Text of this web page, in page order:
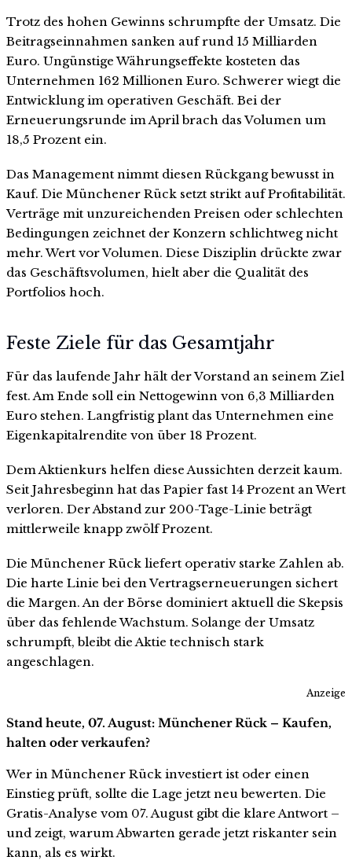
Trotz des hohen Gewinns schrumpfte der Umsatz. Die
Beitragseinnahmen sanken auf rund 15 Milliarden
Euro. Ungünstige Währungseffekte kosteten das
Unternehmen 162 Millionen Euro. Schwerer wiegt die
Entwicklung im operativen Geschäft. Bei der
Erneuerungsrunde im April brach das Volumen um
18,5 Prozent ein.
Das Management nimmt diesen Rückgang bewusst in
Kauf. Die Münchener Rück setzt strikt auf Profitabilität.
Verträge mit unzureichenden Preisen oder schlechten
Bedingungen zeichnet der Konzern schlichtweg nicht
mehr. Wert vor Volumen. Diese Disziplin drückte zwar
das Geschäftsvolumen, hielt aber die Qualität des
Portfolios hoch.
Feste Ziele für das Gesamtjahr
Für das laufende Jahr hält der Vorstand an seinem Ziel
fest. Am Ende soll ein Nettogewinn von 6,3 Milliarden
Euro stehen. Langfristig plant das Unternehmen eine
Eigenkapitalrendite von über 18 Prozent.
Dem Aktienkurs helfen diese Aussichten derzeit kaum.
Seit Jahresbeginn hat das Papier fast 14 Prozent an Wert
verloren. Der Abstand zur 200-Tage-Linie beträgt
mittlerweile knapp zwölf Prozent.
Die Münchener Rück liefert operativ starke Zahlen ab.
Die harte Linie bei den Vertragserneuerungen sichert
die Margen. An der Börse dominiert aktuell die Skepsis
über das fehlende Wachstum. Solange der Umsatz
schrumpft, bleibt die Aktie technisch stark
angeschlagen.
Anzeige
Stand heute, 07. August: Münchener Rück – Kaufen,
halten oder verkaufen?
Wer in Münchener Rück investiert ist oder einen
Einstieg prüft, sollte die Lage jetzt neu bewerten. Die
Gratis-Analyse vom 07. August gibt die klare Antwort –
und zeigt, warum Abwarten gerade jetzt riskanter sein
kann, als es wirkt.